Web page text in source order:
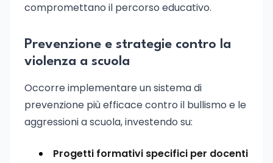
compromettano il percorso educativo.
Prevenzione e strategie contro la
violenza a scuola
Occorre implementare un sistema di
prevenzione più efficace contro il bullismo e le
aggressioni a scuola, investendo su:
Progetti formativi specifici per docenti